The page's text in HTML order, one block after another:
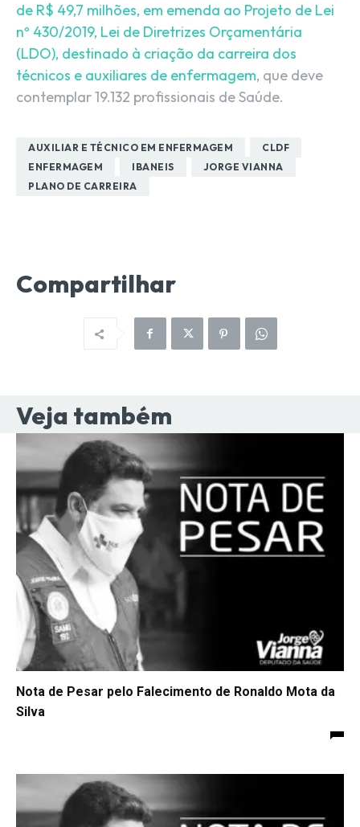
de R$ 49,7 milhões, em emenda ao Projeto de Lei
nº 430/2019, Lei de Diretrizes Orçamentária
(LDO), destinado à criação da carreira dos
técnicos e auxiliares de enfermagem, que deve
contemplar 19.132 profissionais de Saúde.
AUXILIAR E TÉCNICO EM ENFERMAGEM
CLDF
ENFERMAGEM
IBANEIS
JORGE VIANNA
PLANO DE CARREIRA
Compartilhar
Veja também
Nota de Pesar pelo Falecimento de Ronaldo Mota da
Silva